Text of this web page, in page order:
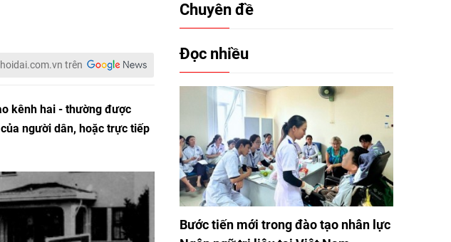
trên
kênh hai - thường được
người dân, hoặc trực tiếp
Chuyên đề
Đọc nhiều
Bước tiến mới trong đào tạo nhân lực